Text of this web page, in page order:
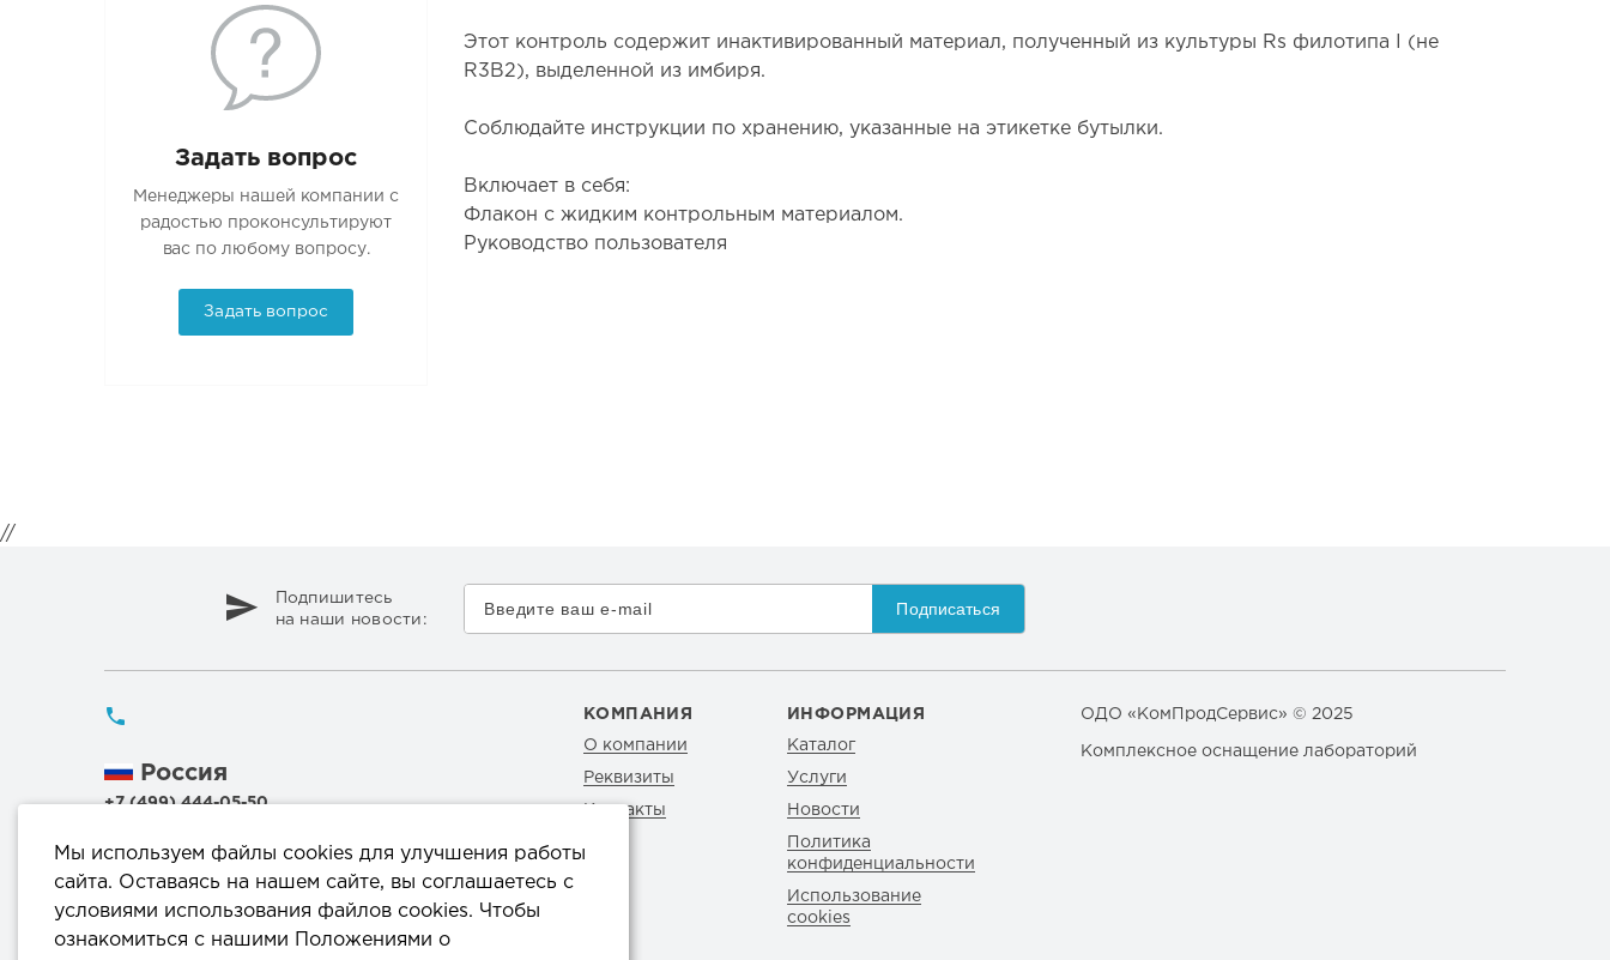
Задать вопрос
Менеджеры нашей компании с
радостью проконсультируют
вас по любому вопросу.
Задать вопрос
Этот контроль содержит инактивированный материал, полученный из культуры Rs филотипа I (не
R3B2), выделенной из имбиря.
Соблюдайте инструкции по хранению, указанные на этикетке бутылки.
Включает в себя:
Флакон с жидким контрольным материалом.
Руководство пользователя
//
Подпишитесь
на наши новости:
Подписаться
Россия
+7 (499) 444-05-50
+375 (17) 336 50 54
+375 (29) 199 00 44
+375 (44) 711 95 56
КОМПАНИЯ
О компании
Реквизиты
Контакты
ИНФОРМАЦИЯ
Каталог
Услуги
Новости
Политика
конфиденциальности
Использование
cookies
ОДО «КомПродСервис» © 2025
Комплексное оснащение лабораторий
Мы используем файлы cookies для улучшения работы
сайта. Оставаясь на нашем сайте, вы соглашаетесь с
условиями использования файлов cookies. Чтобы
ознакомиться с нашими Положениями о